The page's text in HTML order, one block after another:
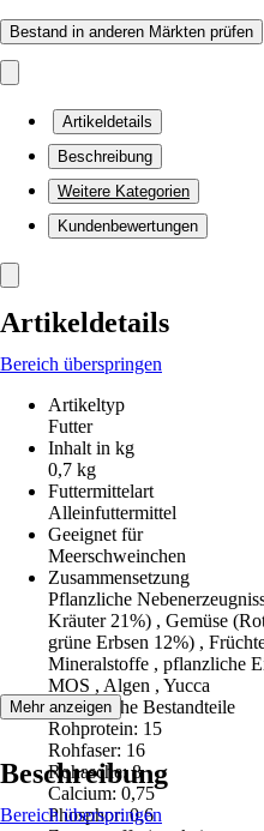
Bestand in anderen Märkten prüfen
Artikeldetails
Beschreibung
Weitere Kategorien
Kundenbewertungen
Artikeldetails
Bereich überspringen
Artikeltyp
Futter
Inhalt in kg
0,7 kg
Futtermittelart
Alleinfuttermittel
Geeignet für
Meerschweinchen
Zusammensetzung
Pflanzliche
Kräuter 21%) , Gemüse
grüne Erbsen 12%) ,
Mineralstoffe , pflanzliche
MOS , Algen , Yucca
Analytische Bestandteile
Rohprotein: 15
Rohfaser: 16
Rohasche: 8
Calcium: 0,75
Phosphor: 0,6
Mehr anzeigen
Beschreibung
Bereich überspringen